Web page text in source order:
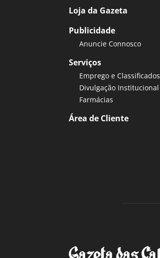
Loja da Gazeta
Publicidade
Anuncie Connosco
Serviços
Emprego e Classificados
Divulgação Institucional
Farmácias
Área de Cliente